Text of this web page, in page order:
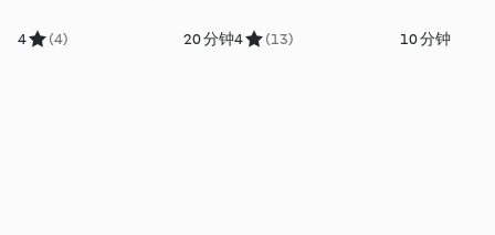
4 (4) 20 分钟4 (13) 10 分钟